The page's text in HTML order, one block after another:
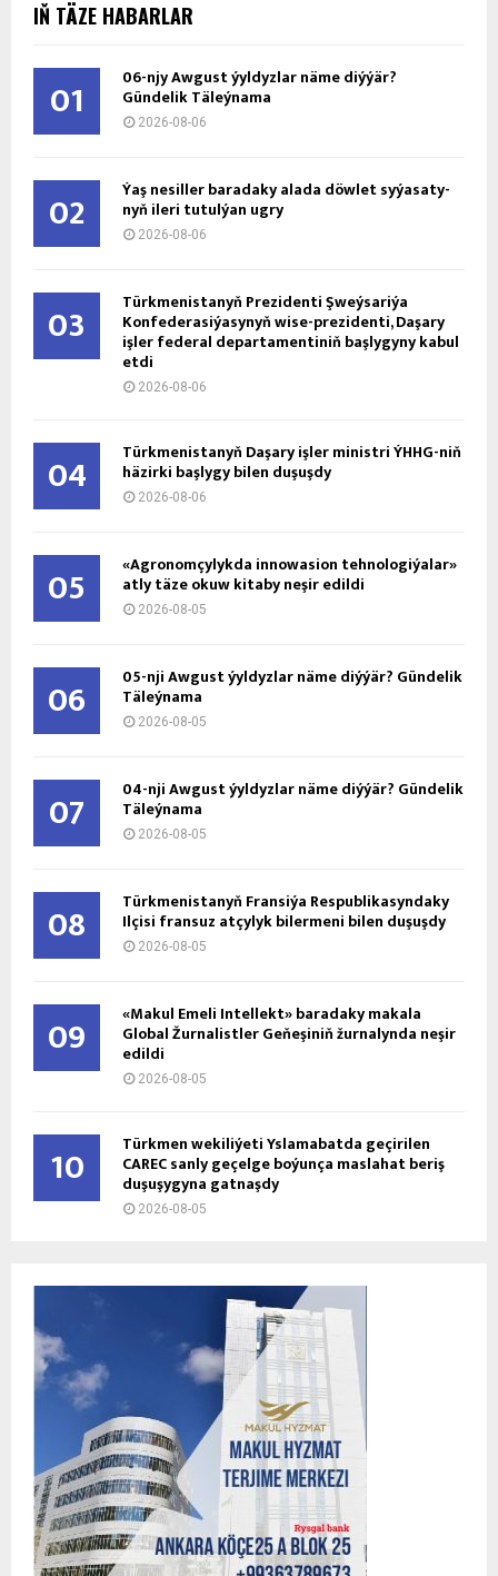
IŇ TÄZE HABARLAR
01 06-njy Awgust ýyldyzlar näme diýýär?
Gündelik Täleýnama
2026-08-06
02 Ýaş ne­sil­ler ba­ra­da­ky ala­da döw­let sy­ýa­sa­ty­
nyň ile­ri tu­tul­ýan ug­ry
2026-08-06
03 Türkmenistanyň Prezidenti Şweýsariýa
Konfederasiýasynyň wise-prezidenti, Daşary
işler federal departamentiniň başlygyny kabul
etdi
2026-08-06
04 Türkmenistanyň Daşary işler ministri ÝHHG-niň
häzirki başlygy bilen duşuşdy
2026-08-06
05 «Agronomçylykda innowasion tehnologiýalar»
atly täze okuw kitaby neşir edildi
2026-08-05
06 05-nji Awgust ýyldyzlar näme diýýär? Gündelik
Täleýnama
2026-08-05
07 04-nji Awgust ýyldyzlar näme diýýär? Gündelik
Täleýnama
2026-08-05
08 Türkmenistanyň Fransiýa Respublikasyndaky
Ilçisi fransuz atçylyk bilermeni bilen duşuşdy
2026-08-05
09 «Makul Emeli Intellekt» baradaky makala
Global Žurnalistler Geňeşiniň žurnalynda neşir
edildi
2026-08-05
10 Türkmen wekiliýeti Yslamabatda geçirilen
CAREC sanly geçelge boýunça maslahat beriş
duşuşygyna gatnaşdy
2026-08-05